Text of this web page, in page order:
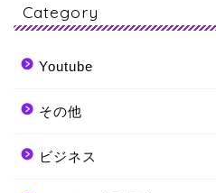
Category
Youtube
その他
ビジネス